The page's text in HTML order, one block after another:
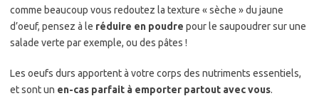
comme beaucoup vous redoutez la texture « sèche » du jaune
d’oeuf, pensez à le réduire en poudre pour le saupoudrer sur une
salade verte par exemple, ou des pâtes !
Les oeufs durs apportent à votre corps des nutriments essentiels,
et sont un en-cas parfait à emporter partout avec vous.